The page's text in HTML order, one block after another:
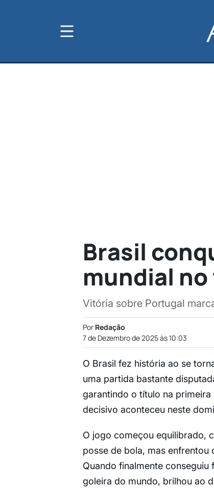
Brasil
mundial
Vitória sobre Portugal
Por Redação
7 de Dezembro de 2025 às 10:03
O Brasil fez história ao se
uma partida bastante
garantindo o título na
decisivo aconteceu neste
O jogo começou equilibrado,
posse de bola, mas
Quando finalmente conseguiu
goleira do mundo, brilhou ao